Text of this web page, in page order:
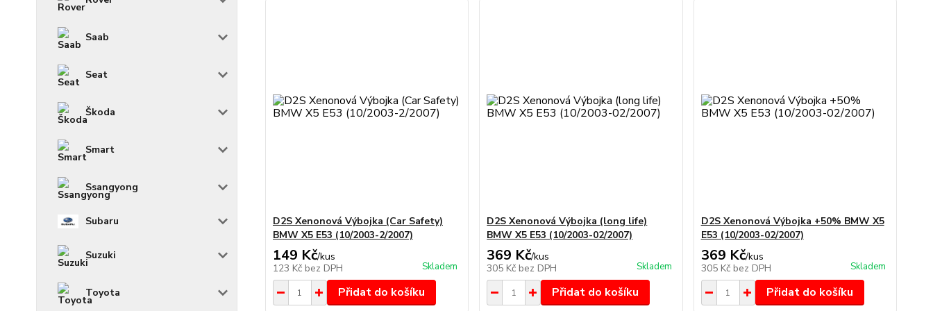
Saab
Seat
Škoda
Smart
Ssangyong
Subaru
Suzuki
Toyota
D2S Xenonová Výbojka (Car Safety)
BMW X5 E53 (10/2003-2/2007)
149 Kč/kus
123 Kč bez DPH Skladem
Přidat do košíku
D2S Xenonová Výbojka (long life)
BMW X5 E53 (10/2003-02/2007)
369 Kč/kus
305 Kč bez DPH Skladem
Přidat do košíku
D2S Xenonová Výbojka +50% BMW X5
E53 (10/2003-02/2007)
369 Kč/kus
305 Kč bez DPH Skladem
Přidat do košíku